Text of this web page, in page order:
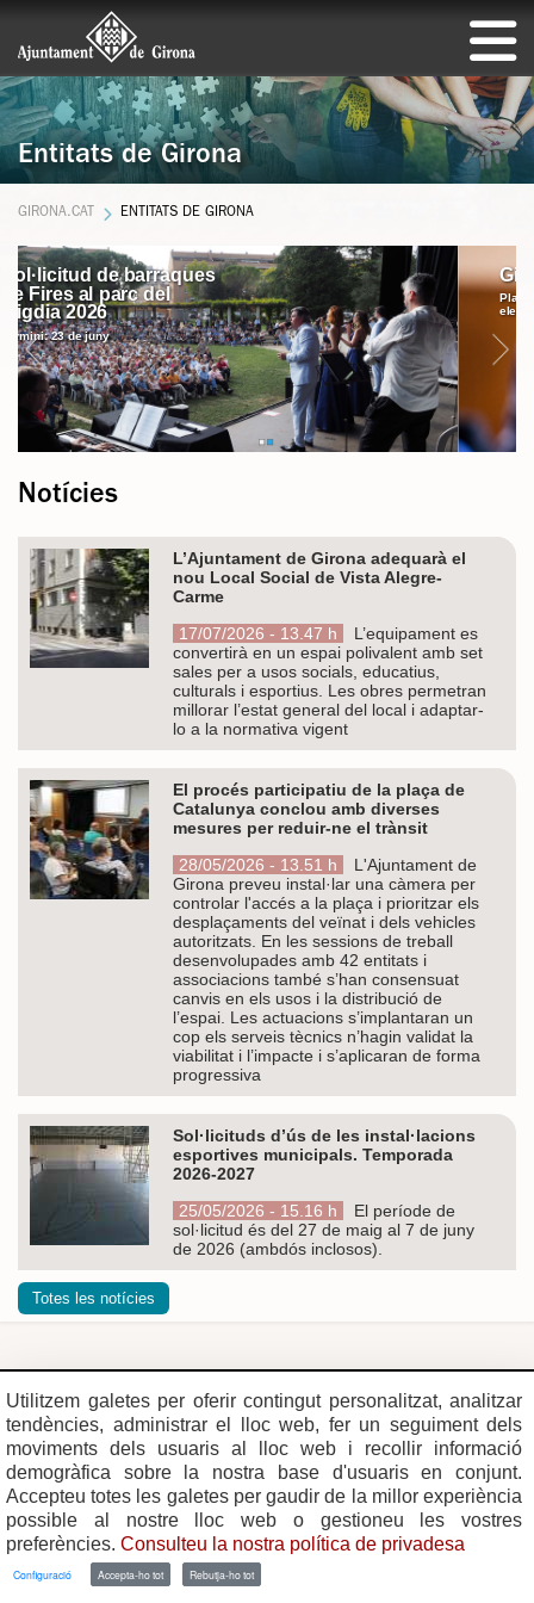
Entitats de Girona
GIRONA.CAT ENTITATS DE GIRONA
Sol·licitud de barraques de Fires al parc del Migdia 2026
Girona Participa
Girona Participa
Plataforma de participació
electrònica municipal
Notícies
L’Ajuntament de Girona adequarà el
nou Local Social de Vista Alegre-
Carme
17/07/2026 - 13.47 h
L’equipament es
convertirà en un espai polivalent amb set
sales per a usos socials, educatius,
culturals i esportius. Les obres permetran
millorar l’estat general del local i adaptar-
lo a la normativa vigent
El procés participatiu de la plaça de
Catalunya conclou amb diverses
mesures per reduir-ne el trànsit
28/05/2026 - 13.51 h
L'Ajuntament de
Girona preveu instal·lar una càmera per
controlar l'accés a la plaça i prioritzar els
desplaçaments del veïnat i dels vehicles
autoritzats. En les sessions de treball
desenvolupades amb 42 entitats i
associacions també s’han consensuat
canvis en els usos i la distribució de
l’espai. Les actuacions s’implantaran un
cop els serveis tècnics n’hagin validat la
viabilitat i l’impacte i s’aplicaran de forma
progressiva
Sol·licituds d’ús de les instal·lacions
esportives municipals. Temporada
2026-2027
25/05/2026 - 15.16 h
El període de
sol·licitud és del 27 de maig al 7 de juny
de 2026 (ambdós inclosos).
Totes les notícies
Plaça del Vi, 1
17004 GIRONA
Tel. 972 419 010
Contacte
Mapa del web
Mapa de xarxes
Avís legal
Utilitzem galetes per oferir contingut personalitzat, analitzar
tendències, administrar el lloc web, fer un seguiment dels
moviments dels usuaris al lloc web i recollir informació
demogràfica sobre la nostra base d'usuaris en conjunt.
Accepteu totes les galetes per gaudir de la millor experiència
possible al nostre lloc web o gestioneu les vostres
preferències. Consulteu la nostra política de privadesa
Configuració Accepta-ho tot Rebutja-ho tot